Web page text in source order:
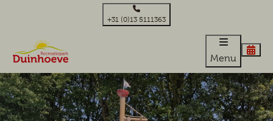
+31 (0)13 5111363
Menu